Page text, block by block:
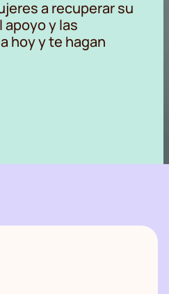
a recuperar su
y las
hoy y te hagan